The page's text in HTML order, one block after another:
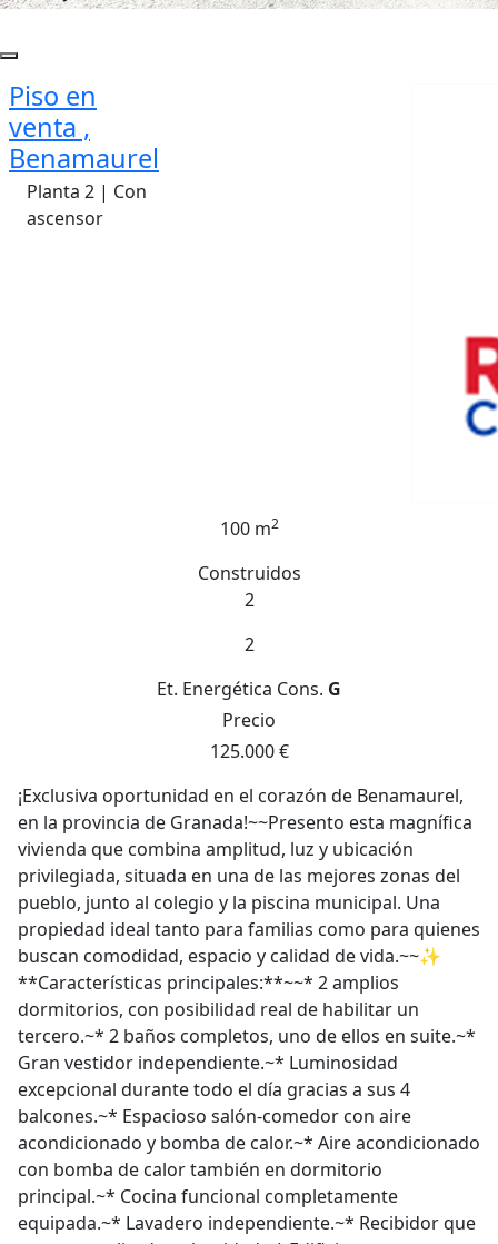
Piso en
venta ,
Benamaurel
Planta 2 | Con
ascensor
100 m2
Construidos
2
2
Et. Energética Cons. G
Precio
125.000 €
¡Exclusiva oportunidad en el corazón de Benamaurel,
en la provincia de Granada!~~Presento esta magnífica
vivienda que combina amplitud, luz y ubicación
privilegiada, situada en una de las mejores zonas del
pueblo, junto al colegio y la piscina municipal. Una
propiedad ideal tanto para familias como para quienes
buscan comodidad, espacio y calidad de vida.~~✨
**Características principales:**~~* 2 amplios
dormitorios, con posibilidad real de habilitar un
tercero.~* 2 baños completos, uno de ellos en suite.~*
Gran vestidor independiente.~* Luminosidad
excepcional durante todo el día gracias a sus 4
balcones.~* Espacioso salón-comedor con aire
acondicionado y bomba de calor.~* Aire acondicionado
con bomba de calor también en dormitorio
principal.~* Cocina funcional completamente
equipada.~* Lavadero independiente.~* Recibidor que